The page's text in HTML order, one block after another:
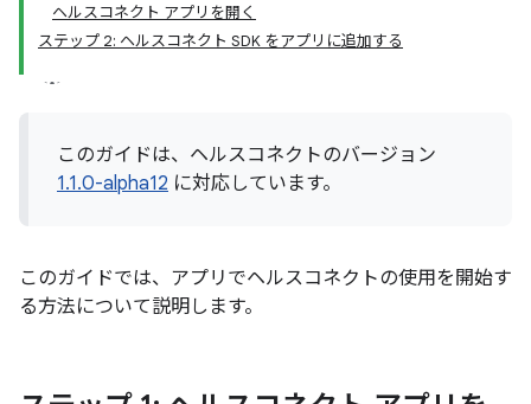
ヘルスコネクト アプリを開く
ステップ 2: ヘルスコネクト SDK をアプリに追加する
このガイドは、ヘルスコネクトのバージョン
1.1.0-alpha12 に対応しています。
このガイドでは、アプリでヘルスコネクトの使用を開始す
る方法について説明します。